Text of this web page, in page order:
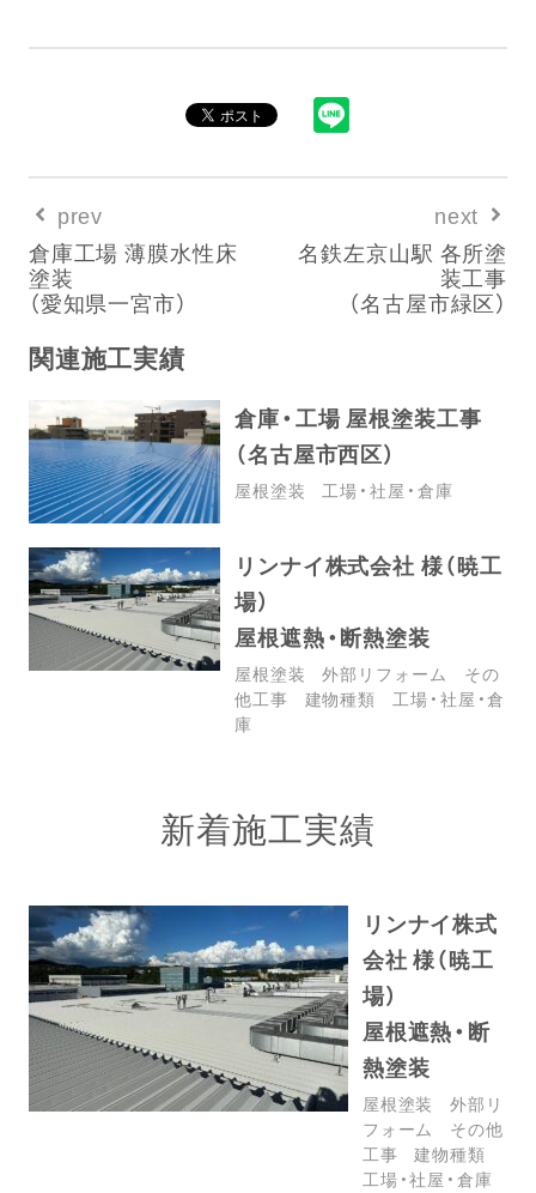
prev
倉庫工場 薄膜水性床
塗装
（愛知県一宮市）
next
名鉄左京山駅 各所塗
装工事
（名古屋市緑区）
関連施工実績
倉庫・工場 屋根塗装工事
（名古屋市西区）
屋根塗装 工場・社屋・倉庫
リンナイ株式会社 様（暁工
場）
屋根遮熱・断熱塗装
屋根塗装 外部リフォーム
その
他工事
建物種類
工場・社屋・倉
庫
新着施工実績
リンナイ株式
会社 様（暁工
場）
屋根遮熱・断
熱塗装
屋根塗装
外部リ
フォーム
その他
工事
建物種類
工場・社屋・倉庫